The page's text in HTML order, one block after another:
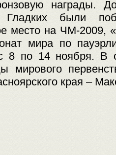
награды.
Гладких были
место на ЧМ-2009,
мира по
8 по 14 ноября. В
мирового
края –